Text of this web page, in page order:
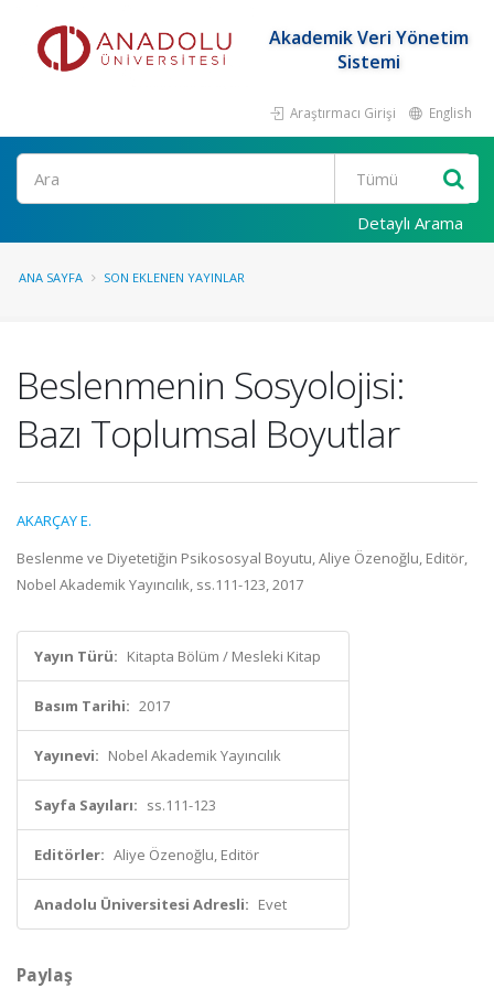
Akademik Veri Yönetim
Sistemi
Araştırmacı Girişi English
Ara
Detaylı Arama
ANA SAYFA SON EKLENEN YAYINLAR
Beslenmenin Sosyolojisi:
Bazı Toplumsal Boyutlar
AKARÇAY E.
Beslenme ve Diyetetiğin Psikososyal Boyutu, Aliye Özenoğlu, Editör,
Nobel Akademik Yayıncılık, ss.111-123, 2017
Yayın Türü: Kitapta Bölüm / Mesleki Kitap
Basım Tarihi: 2017
Yayınevi: Nobel Akademik Yayıncılık
Sayfa Sayıları: ss.111-123
Editörler: Aliye Özenoğlu, Editör
Anadolu Üniversitesi Adresli: Evet
Paylaş